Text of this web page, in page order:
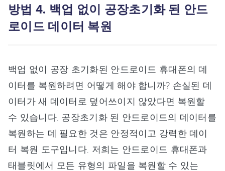
방법 4. 백업 없이 공장초기화 된 안드
로이드 데이터 복원
백업 없이 공장 초기화된 안드로이드 휴대폰의 데
이터를 복원하려면 어떻게 해야 합니까? 손실된 데
이터가 새 데이터로 덮어쓰이지 않았다면 복원할
수 있습니다. 공장초기화 된 안드로이드의 데이터를
복원하는 데 필요한 것은 안정적이고 강력한 데이
터 복원 도구입니다. 저희는 안드로이드 휴대폰과
태블릿에서 모든 유형의 파일을 복원할 수 있는